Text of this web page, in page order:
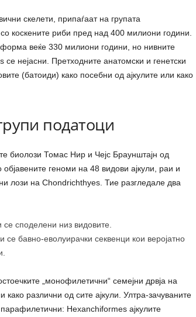
скелети, припаѓаат на групата
коскените риби пред над 400 милиони години.
форма веќе 330 милиони години, но нивните
нејасни. Претходните анатомски и генетски
(батоиди) како посебни од ајкулите или како
податоци
биолози Томас Нир и Чејс Браунштајн од
геноми на 48 видови ајкули, раи и
лози на Chondrichthyes. Тие разгледале два
споделени низ видовите.
се бавно-еволуирачки секвенци кои веројатно
„монофилетични“ семејни дрвја на
како различни од сите ајкули. Ултра-зачуваните
Hexanchiformes ајкулите